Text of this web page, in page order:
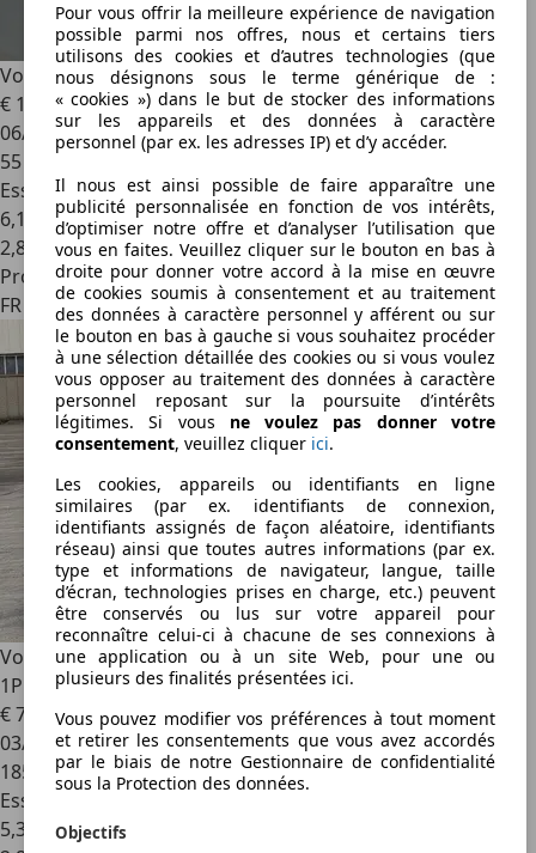
Volkswagen Beetle1.2 TSI* Capteurs de stationnement*
€ 15 000
06/2014
55 000 km
Essence
6,1 l/100 km (mixte)
2,8
Professionnel
FR 59000
Volkswagen Beetle1.2 TSI / PACKSPORT / FULLOPTIONS /
1PROP CARNET
€ 7 950
03/2018
185 365 km
Essence
5,3 l/100 km (mixte)
Pour vous offrir la meilleure expérience de navigation
possible parmi nos offres, nous et certains tiers
utilisons des cookies et d’autres technologies (que
nous désignons sous le terme générique de :
« cookies ») dans le but de stocker des informations
sur les appareils et des données à caractère
personnel (par ex. les adresses IP) et d’y accéder.
Il nous est ainsi possible de faire apparaître une
publicité personnalisée en fonction de vos intérêts,
d’optimiser notre offre et d’analyser l’utilisation que
vous en faites. Veuillez cliquer sur le bouton en bas à
droite pour donner votre accord à la mise en œuvre
de cookies soumis à consentement et au traitement
des données à caractère personnel y afférent ou sur
le bouton en bas à gauche si vous souhaitez procéder
à une sélection détaillée des cookies ou si vous voulez
vous opposer au traitement des données à caractère
personnel reposant sur la poursuite d’intérêts
légitimes. Si vous ne voulez pas donner votre
consentement, veuillez cliquer ici.
Les cookies, appareils ou identifiants en ligne
similaires (par ex. identifiants de connexion,
identifiants assignés de façon aléatoire, identifiants
réseau) ainsi que toutes autres informations (par ex.
type et informations de navigateur, langue, taille
d’écran, technologies prises en charge, etc.) peuvent
être conservés ou lus sur votre appareil pour
reconnaître celui-ci à chacune de ses connexions à
une application ou à un site Web, pour une ou
plusieurs des finalités présentées ici.
Vous pouvez modifier vos préférences à tout moment
et retirer les consentements que vous avez accordés
par le biais de notre Gestionnaire de confidentialité
sous la Protection des données.
Objectifs